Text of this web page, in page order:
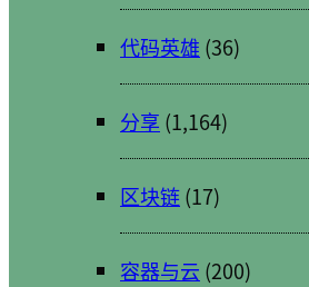
代码英雄 (36)
分享 (1,164)
区块链(17)
容器与云 (200)